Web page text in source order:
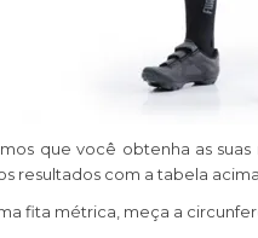
que você obtenha as
resultados com a tabela acima
fita métrica, meça a